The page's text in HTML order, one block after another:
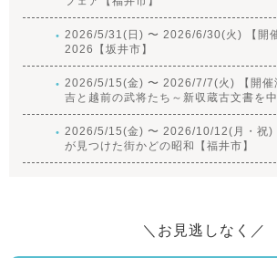
2026/5/31(日) 〜 2026/6/30(火) 【開
2026【坂井市】
2026/5/15(金) 〜 2026/7/7(火) 【開
吉と越前の武将たち～新収蔵古文書を
2026/5/15(金) 〜 2026/10/12(月・祝
が見つけた街かどの昭和【福井市】
＼お見逃しなく／